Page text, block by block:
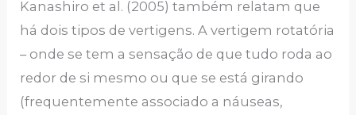
Kanashiro et al. (2005) também relatam que
há dois tipos de vertigens. A vertigem rotatória
– onde se tem a sensação de que tudo roda ao
redor de si mesmo ou que se está girando
(frequentemente associado a náuseas,